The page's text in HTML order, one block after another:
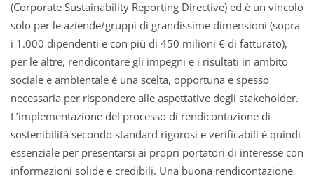
(Corporate Sustainability Reporting Directive) ed è un vincolo
solo per le aziende/gruppi di grandissime dimensioni (sopra
i 1.000 dipendenti e con più di 450 milioni € di fatturato),
per le altre, rendicontare gli impegni e i risultati in ambito
sociale e ambientale è una scelta, opportuna e spesso
necessaria per rispondere alle aspettative degli stakeholder.
L’implementazione del processo di rendicontazione di
sostenibilità secondo standard rigorosi e verificabili è quindi
essenziale per presentarsi ai propri portatori di interesse con
informazioni solide e credibili. Una buona rendicontazione